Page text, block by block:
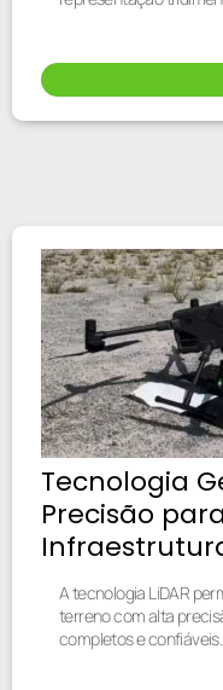
Tecnologia
Precisão
A tecnologia LiDAR
terreno com alta
completos e confiáveis.